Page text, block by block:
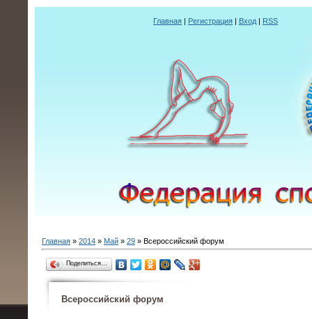
Главная | Регистрация | Вход | RSS
Главная » 2014 » Май » 29 » Всероссийский форум
Поделиться…
Всероссийский форум